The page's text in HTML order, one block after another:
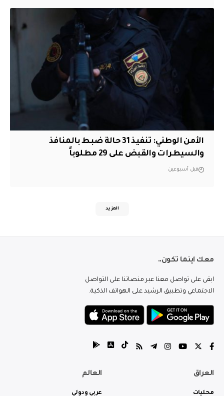
الأمن الوطني: تنفيذ 31 حالة ضبط بالمنافذ
والسيطرات والقبض على 29 مطلوباً
قبل أسبوعين
المزيد
معك اينما تكون..
ابقى على تواصل معنا عبر منصاتنا على التواصل
الاجتماعي وتطبيق الرشيد على الهواتف الذكية.
العراق
محليات
العالم
عربي ودولي